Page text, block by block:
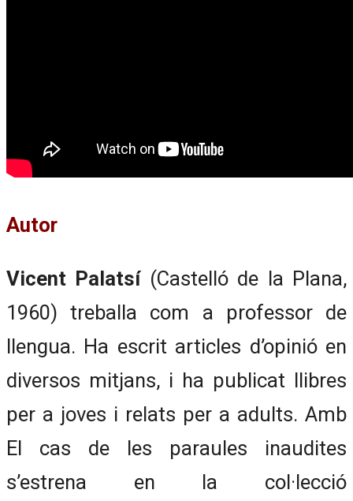
Autor
Vicent Palatsí(Castelló de la Plana,
1960) treballa com a professor de
llengua. Ha escrit articles d’opinió en
diversos mitjans, i ha publicat llibres
per a joves i relats per a adults. Amb
El cas de les paraules inaudites
s’estrena en la col·lecció